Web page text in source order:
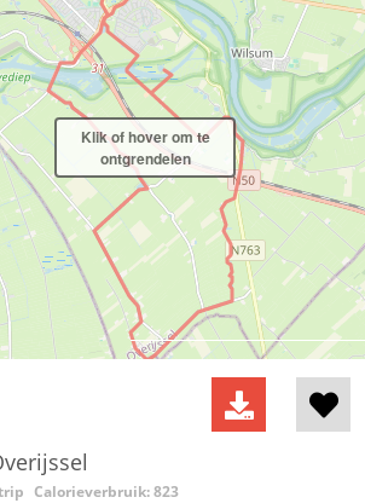
Klik of hover om te
ontgrendelen
Calorieverbruik: 823